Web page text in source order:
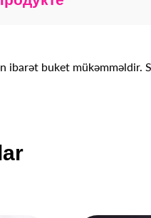
ibarət buket